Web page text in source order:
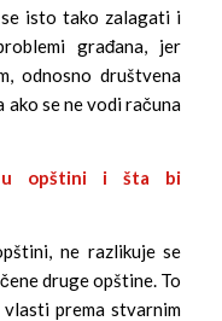
isto tako zalagati i
građana, jer
odnosno društvena
ako se ne vodi računa
u opštini i šta bi
ne razlikuje se
druge opštine. To
prema stvarnim